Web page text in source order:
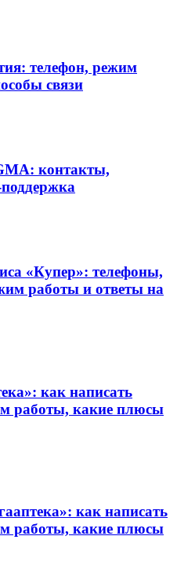
телефон, режим
связи
контакты,
«Купер»: телефоны,
работы и ответы на
как написать
работы, какие плюсы
как написать
работы, какие плюсы